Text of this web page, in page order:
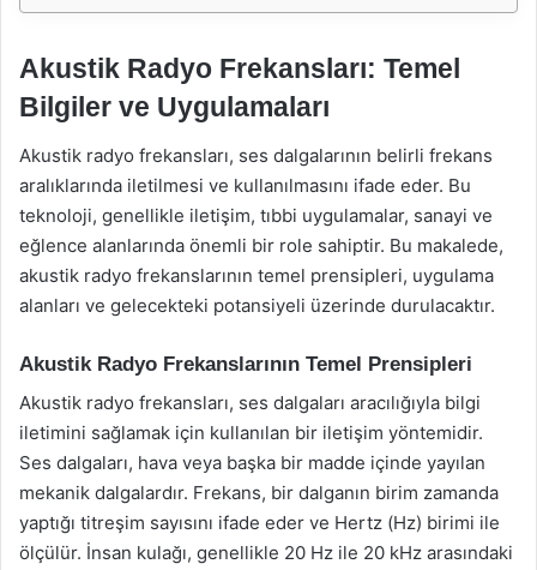
Akustik Radyo Frekansları: Temel
Bilgiler ve Uygulamaları
Akustik radyo frekansları, ses dalgalarının belirli frekans
aralıklarında iletilmesi ve kullanılmasını ifade eder. Bu
teknoloji, genellikle iletişim, tıbbi uygulamalar, sanayi ve
eğlence alanlarında önemli bir role sahiptir. Bu makalede,
akustik radyo frekanslarının temel prensipleri, uygulama
alanları ve gelecekteki potansiyeli üzerinde durulacaktır.
Akustik Radyo Frekanslarının Temel Prensipleri
Akustik radyo frekansları, ses dalgaları aracılığıyla bilgi
iletimini sağlamak için kullanılan bir iletişim yöntemidir.
Ses dalgaları, hava veya başka bir madde içinde yayılan
mekanik dalgalardır. Frekans, bir dalganın birim zamanda
yaptığı titreşim sayısını ifade eder ve Hertz (Hz) birimi ile
ölçülür. İnsan kulağı, genellikle 20 Hz ile 20 kHz arasındaki